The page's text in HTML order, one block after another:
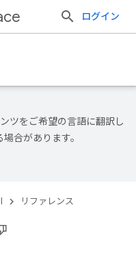
ログイン
ツをご希望の言語に翻訳し
合があります。
リファレンス